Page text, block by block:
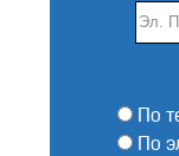
По
По